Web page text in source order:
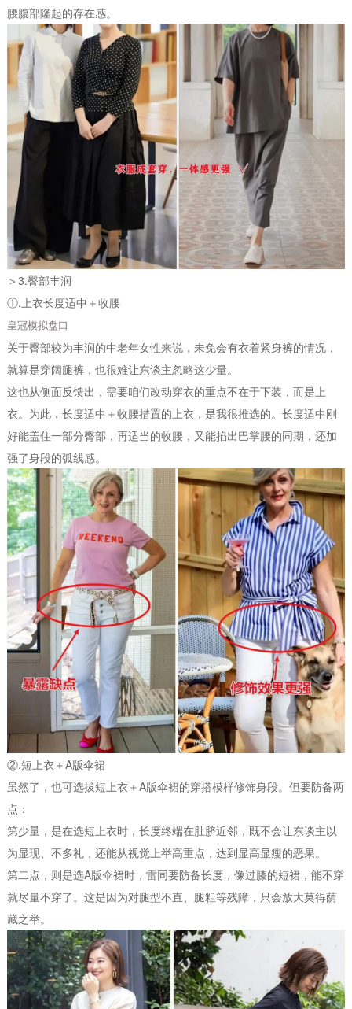
腰腹部隆起的存在感。
＞3.臀部丰润
①.上衣长度适中＋收腰
皇冠模拟盘口
关于臀部较为丰润的中老年女性来说，未免会有衣着紧身裤的情况，
就算是穿阔腿裤，也很难让东谈主忽略这少量。
这也从侧面反馈出，需要咱们改动穿衣的重点不在于下装，而是上
衣。为此，长度适中＋收腰措置的上衣，是我很推选的。长度适中刚
好能盖住一部分臀部，再适当的收腰，又能掐出巴掌腰的同期，还加
强了身段的弧线感。
②.短上衣＋A版伞裙
虽然了，也可选拔短上衣＋A版伞裙的穿搭模样修饰身段。但要防备两
点：
第少量，是在选短上衣时，长度终端在肚脐近邻，既不会让东谈主以
为显现、不多礼，还能从视觉上举高重点，达到显高显瘦的恶果。
第二点，则是选A版伞裙时，雷同要防备长度，像过膝的短裙，能不穿
就尽量不穿了。这是因为对腿型不直、腿粗等残障，只会放大莫得荫
藏之举。